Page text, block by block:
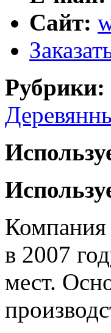
Сайт:
Рубрики:
в 2007
мест.